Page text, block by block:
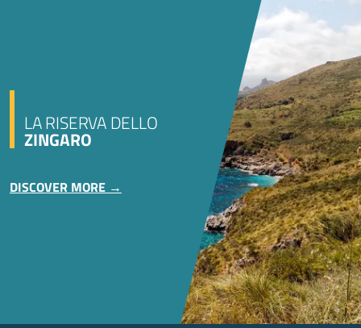
LA RISERVA DELLO
ZINGARO
DISCOVER MORE